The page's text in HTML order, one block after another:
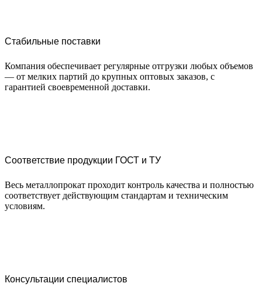
Стабильные поставки
Компания обеспечивает регулярные отгрузки любых объемов
— от мелких партий до крупных оптовых заказов, с
гарантией своевременной доставки.
Соответствие продукции ГОСТ и ТУ
Весь металлопрокат проходит контроль качества и полностью
соответствует действующим стандартам и техническим
условиям.
Консультации специалистов